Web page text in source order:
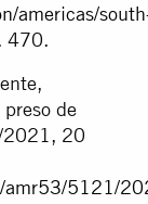
americas/
470.
de
2021, 20
amr53/5121/